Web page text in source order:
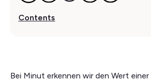
Contents
Bei Minut erkennen wir den Wert